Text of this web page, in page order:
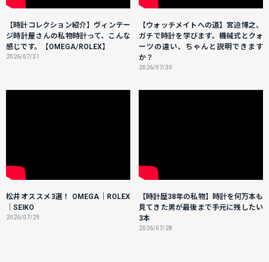
【時計コレクション紹介】ヴィンテー
ジ時計屋さんの私物時計って、こんな
感じです。【OMEGA/ROLEX】
2026/07/31
【ウォッチメイトへの道】宮迫博之、
ガチで時計を学びます。機械式とクォ
ーツの違い、ちゃんと説明できます
か？
2026/07/30
松井オススメ3選！ OMEGA｜ROLEX
｜SEIKO
2026/07/29
【時計歴38年の私物】時計を何万本も
見てきた男が最後まで手元に残したい
3本
2026/07/28